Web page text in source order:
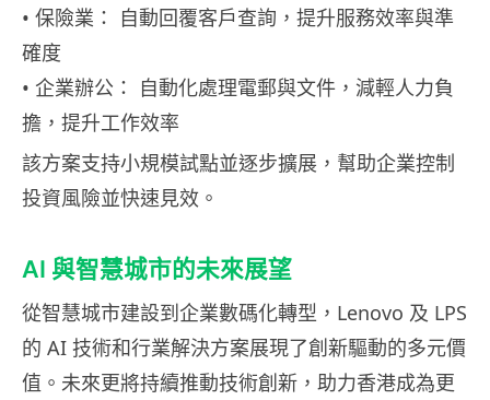
• 保險業： 自動回覆客戶查詢，提升服務效率與準
確度
• 企業辦公： 自動化處理電郵與文件，減輕人力負
擔，提升工作效率
該方案支持小規模試點並逐步擴展，幫助企業控制
投資風險並快速見效。
AI 與智慧城市的未來展望
從智慧城市建設到企業數碼化轉型，Lenovo 及 LPS
的 AI 技術和行業解決方案展現了創新驅動的多元價
值。未來更將持續推動技術創新，助力香港成為更